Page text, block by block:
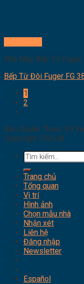
Nhà Máy Bếp Từ Fuger
Bếp Từ Đôi Fuger FG
1
2
Bản Quyền Thuộc Về
Copyright 2026 ©
Tìm
kiếm:
Trang chủ
Tổng quan
Vị trí
Hình ảnh
Chọn mẫu nhà
Nhận xét
Liên hệ
Đăng nhập
Newsletter
Español